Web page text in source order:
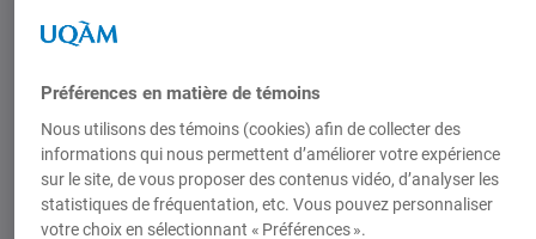
Par l’
Travail et santé au travail des
femmes (IREF), 3 novembre 2020
Par l’Institut de recherches et
Préférences en matière de témoins
Nous utilisons des témoins (cookies) afin de collecter des
informations qui nous permettent d’améliorer votre expérience
sur le site, de vous proposer des contenus vidéo, d’analyser les
statistiques de fréquentation, etc. Vous pouvez personnaliser
votre choix en sélectionnant « Préférences ».